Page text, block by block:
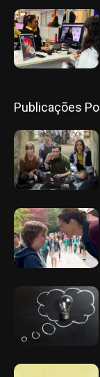
Publicações